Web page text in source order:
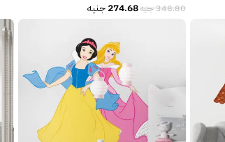
348.80جنيه274.68جنيه